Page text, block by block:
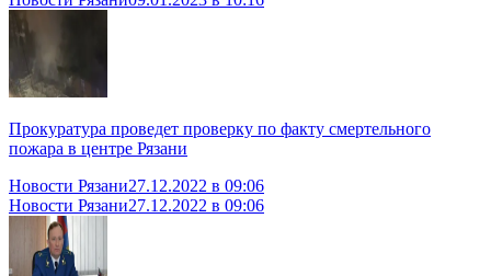
Прокуратура проведет проверку по факту смертельного
пожара в центре Рязани
Новости Рязани27.12.2022 в 09:06
Новости Рязани27.12.2022 в 09:06